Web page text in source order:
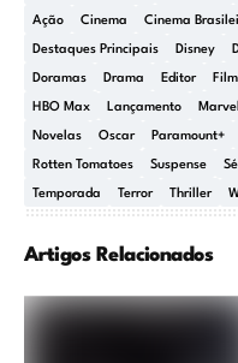
Ação Cinema Cinema
Destaques Principais Disney
Doramas Drama Editor
HBO Max Lançamento Marvel
Novelas Oscar Paramount+
Rotten Tomatoes Suspense
Temporada Terror Thriller
Artigos Relacionados